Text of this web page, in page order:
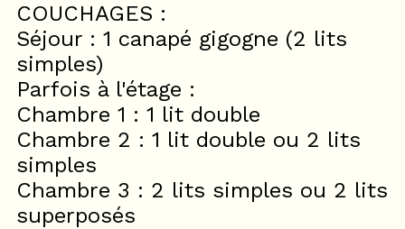
COUCHAGES :
Séjour : 1 canapé gigogne (2 lits
simples)
Parfois à l'étage :
Chambre 1 : 1 lit double
Chambre 2 : 1 lit double ou 2 lits
simples
Chambre 3 : 2 lits simples ou 2 lits
superposés